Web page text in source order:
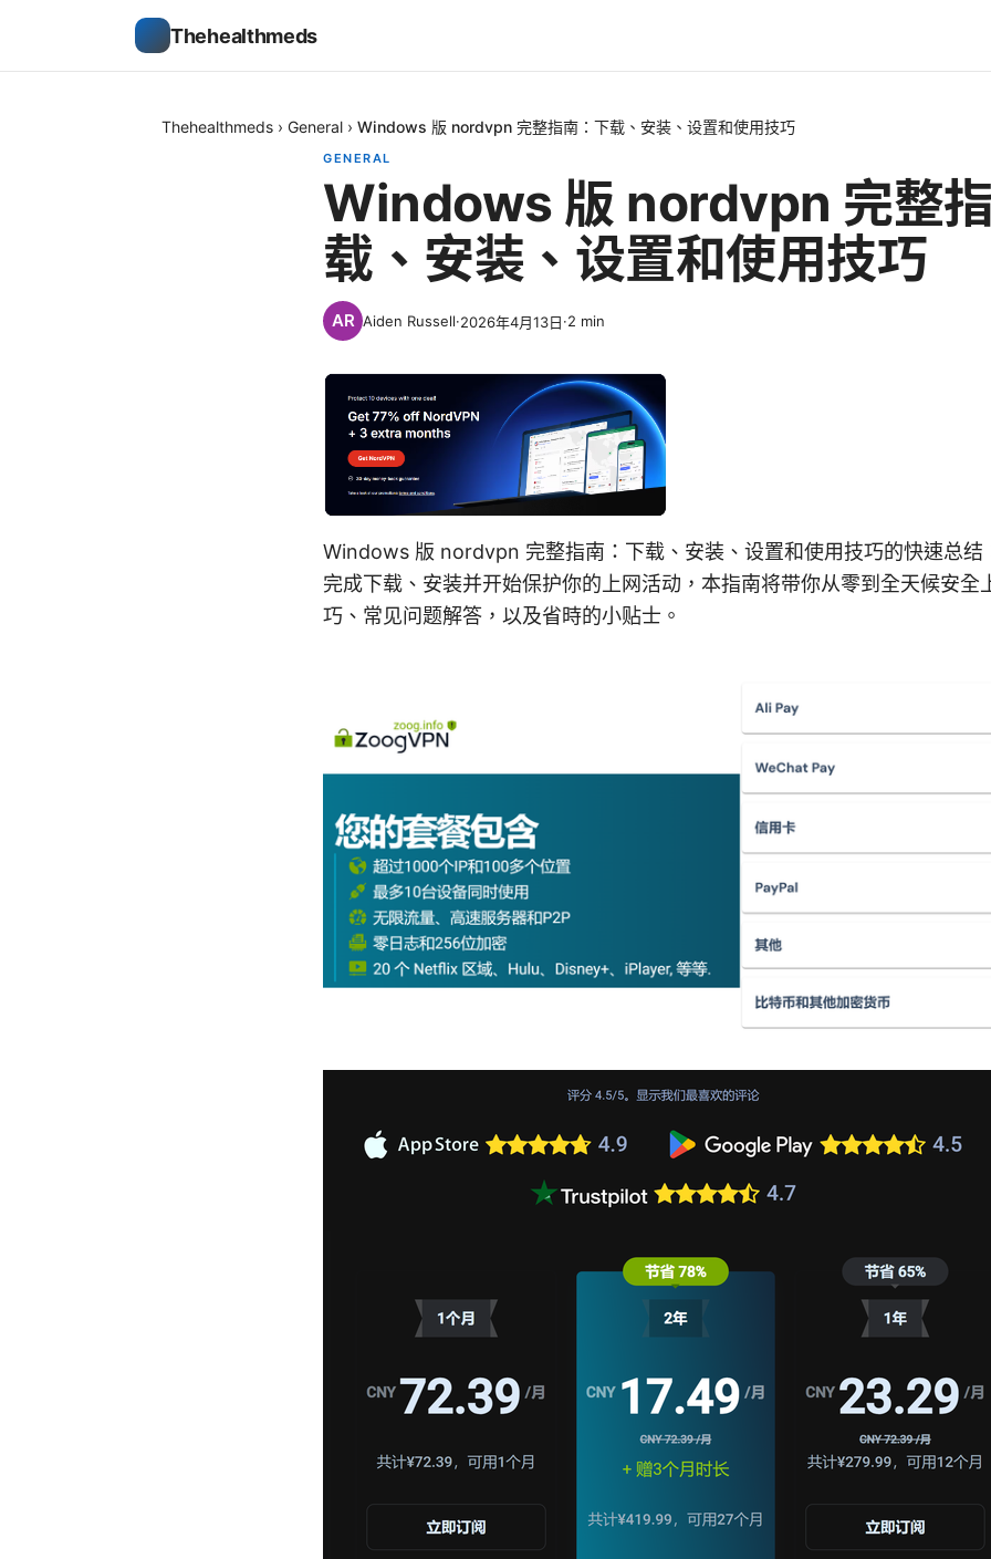
Thehealthmeds
Thehealthmeds › General › Windows 版 nordvpn 完整指南：下载、安装、设置和使用技巧
GENERAL
Windows 版 nordvpn 完整
载、安装、设置和使用技巧
Aiden Russell·2026年4月13日·2 min
Windows 版 nordvpn 完整指南：下载、安装、设置和使用技巧的快速总结
完成下载、安装并开始保护你的上网活动，本指南将带你从零到全天候安全
巧、常见问题解答，以及省時的小贴士。